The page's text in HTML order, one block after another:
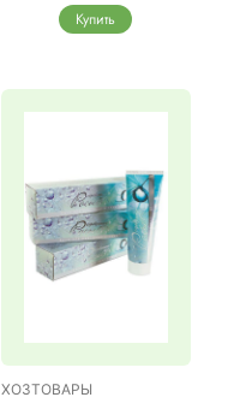
Купить
ХОЗТОВАРЫ